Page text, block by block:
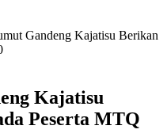
Gandeng Kajatisu Berikan
Kajatisu
Peserta MTQ